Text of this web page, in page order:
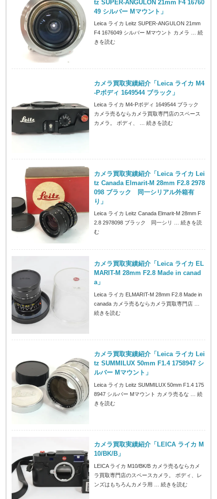
tz SUPER-ANGULON 21mm F4 16760
49 シルバー Mマウント」
Leica ライカ Leitz SUPER-ANGULON 21mm
F4 1676049 シルバー Mマウント カメラ …続
きを読む
カメラ買取実績紹介「Leica ライカ M4
-Pボディ 1649544 ブラック」
Leica ライカ M4-Pボディ 1649544 ブラック
カメラ売るならカメラ買取専門店のスペース
カメラ。 ボディ、 …続きを読む
カメラ買取実績紹介「Leica ライカ Lei
tz Canada Elmarit-M 28mm F2.8 2978
098 ブラック 同一シリアル外箱有
り」
Leica ライカ Leitz Canada Elmarit-M 28mm F
2.8 2978098 ブラック 同一シリ …続きを読
む
カメラ買取実績紹介「Leica ライカ EL
MARIT-M 28mm F2.8 Made in canad
a」
Leica ライカ ELMARIT-M 28mm F2.8 Made in
canada カメラ売るならカメラ買取専門店 …
続きを読む
カメラ買取実績紹介「Leica ライカ Lei
tz SUMMILUX 50mm F1.4 1758947 シ
ルバー Mマウント」
Leica ライカ Leitz SUMMILUX 50mm F1.4 175
8947 シルバー Mマウント カメラ売るな …続
きを読む
カメラ買取実績紹介「LEICA ライカ M
10/BK/B」
LEICA ライカ M10/BK/B カメラ売るならカメ
ラ買取専門店のスペースカメラ。 ボディ、レ
ンズはもちろんカメラ用 …続きを読む